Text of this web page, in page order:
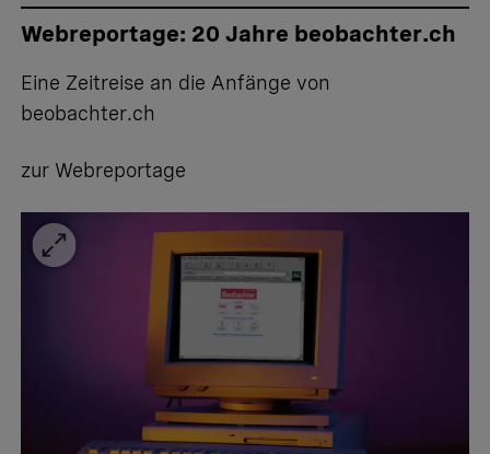
Webreportage: 20 Jahre beobachter.ch
Eine Zeitreise an die Anfänge von
beobachter.ch
zur Webreportage